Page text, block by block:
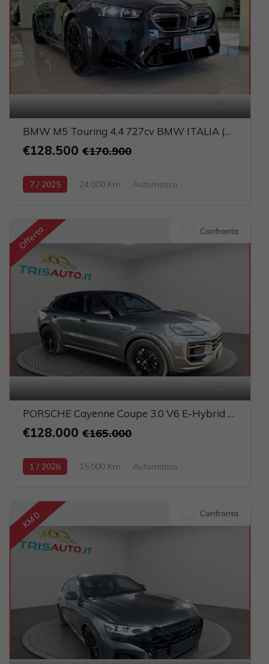
BMW M5 Touring 4.4 727cv BMW ITALIA (CARBOCERAMICI)
€128.500 €170.900
7 / 2025 24.000 Km
Automatico
4395cc 585CV / 430KW
Offerta Confronta
PORSCHE Cayenne Coupe 3.0 V6 E-Hybrid UFFICIALE ITALIA (TETTO PANORAMICO)
€128.000 €165.000
1 / 2026 15.000 Km
Automatico
2995cc 470CV / 346KW
KM 0 Confronta